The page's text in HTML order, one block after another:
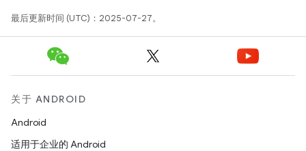
最后更新时间 (UTC)：2025-07-27。
关于 ANDROID
Android
适用于企业的 Android